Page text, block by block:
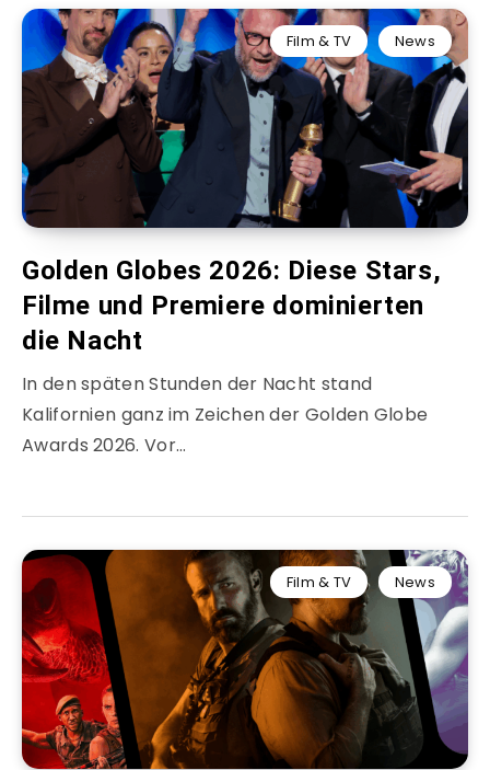
Film & TV News
Golden Globes 2026: Diese Stars,
Filme und Premiere dominierten
die Nacht
In den späten Stunden der Nacht stand
Kalifornien ganz im Zeichen der Golden Globe
Awards 2026. Vor…
Film & TV News